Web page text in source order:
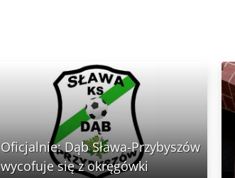
Oficjalnie: Dąb Sława-Przybyszów
wycofuje się z okręgówki